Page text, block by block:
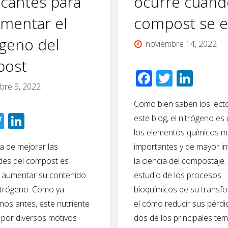
el
del
9, 2022
T
tt
er
Li
k
e
dI
n
de mejorar las
del compost es
su contenido
Como ya
antes, este nutriente
diversos motivos
compost se
noviembre 14, 2022
F
e
b
o
o
k
T
tt
er
k
e
dI
n
Como bien saben los
este blog, el nitrógeno es
los elementos químicos
importantes y de mayor
la ciencia del compostaje.
estudio de los procesos
bioquímicos de su
el cómo reducir sus
dos de los principales